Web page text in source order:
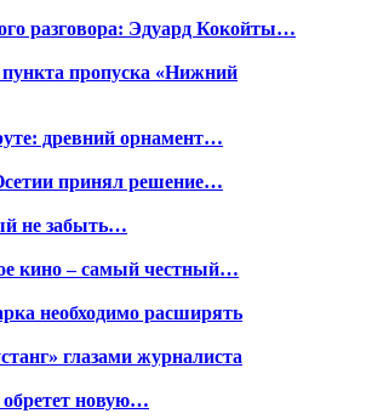
разговора: Эдуард Кокойты…
пропуска «Нижний
древний орнамент…
принял решение…
не забыть…
кино – самый честный…
необходимо расширять
глазами журналиста
новую…